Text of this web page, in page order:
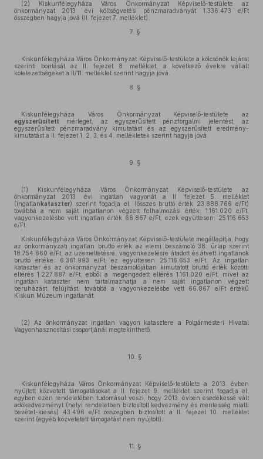
(2) Kiskunfélegyháza Város Önkormányzat Képviselő-testülete az
önkormányzat 2013. évi költségvetési pénzmaradványát 1.336.473 e/Ft
összegben hagyja jóvá (II. fejezet 7. melléklet).
7. §
Kiskunfélegyháza Város Önkormányzat Képviselő-testülete a kölcsönök lejárat
szerinti bontását az II. fejezet 8. melléklet, a következő évekre vállalt
kötelezettségeket a II/11. melléklet szerint hagyja jóvá.
8. §
Kiskunfélegyháza Város Önkormányzat Képviselő-testülete az
egyszerűsített mérleget, az egyszerűsített pénzforgalmi jelentést, az
egyszerűsített pénzmaradvány kimutatást és az egyszerűsített eredmény-
kimutatást a II. fejezet 1, 2, 3, és 4. mellékletek szerint hagyja jóvá.
9. §
(1) Kiskunfélegyháza Város Önkormányzat Képviselő-testülete az
önkormányzat 2013. évi ingatlan vagyonát a II. fejezet 5. melléklet
(ingatlankataszter) szerint fogadja el, (összes bruttó érték 23.888.766 e/Ft)
továbbá a nem saját ingatlanon végzett felhalmozási érték: 1.161.020 e/Ft,
vagyonkezelésbe vett ingatlan érték 66.867 e/Ft, ezek együttesen: 25.116.653
e/Ft.
Kiskunfélegyháza Város Önkormányzat Képviselő-testülete megállapítja, hogy
az önkormányzati ingatlan bruttó érték az elemi beszámoló 38. űrlap szerint
18.754.660 e/Ft, az üzemeltetésre, vagyonkezelésre átadott és átvett ingatlanok
bruttó értéke: 6.361.993 e/Ft
ez együttesen 25.116.653 e/Ft. Az ingatlan
kataszter és az önkormányzat beszámolójában kimutatott bruttó érték közötti
eltérés 1.227.887 e/Ft, ebből a megengedett eltérés 1.161.020 e/Ft, mivel az
ingatlan kataszter nem tartalmazhatja a nem saját ingatlanon végzett
beruházást, felújítást, továbbá a vagyonkezelésbe vett 66.867 e/Ft értékű
Kiskun Múzeum ingatlanát.
(2) Az önkormányzat ingatlan vagyon katasztere a Polgármesteri Hivatal
Vagyonhasznosítási csoportjánál megtekinthető.
10. §
Kiskunfélegyháza Város Önkormányzat Képviselő-testülete a 2013. évben
nyújtott közvetett támogatásokat a II. fejezet 9. melléklet szerint fogadja el,
egyben ezen rendeletében tudomásul veszi, hogy 2013. évben esedékessé vált
adókedvezményt (helyi rendeletben biztosított kedvezmény és mentesség miatti
bevétel-kiesés) 43.496 e/Ft összegben biztosított a II. fejezet 10. melléklet
szerint (egyéb közvetetett támogatást nem nyújtott).
11. §